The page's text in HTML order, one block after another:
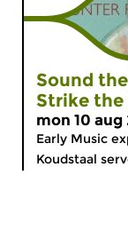
Sound
Strike the
mon 10
Early Music
Koudstaal